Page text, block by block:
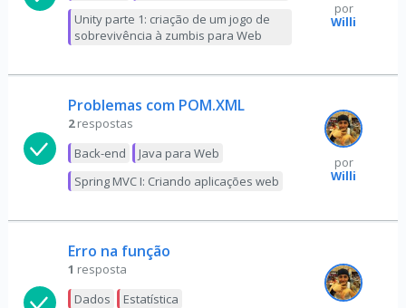
Unity parte 1: criação de um jogo de
sobrevivência à zumbis para Web
por
Willi
Problemas com POM.XML
2 respostas
Back-end
Java para Web
Spring MVC I: Criando aplicações web
por
Willi
Erro na função
1 resposta
Dados
Estatística